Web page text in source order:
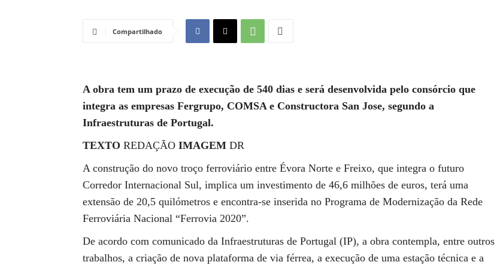
Compartilhado
A obra tem um prazo de execução de 540 dias e será desenvolvida pelo consórcio que
integra as empresas Fergrupo, COMSA e Constructora San Jose, segundo a
Infraestruturas de Portugal.
TEXTO REDAÇÃO IMAGEM DR
A construção do novo troço ferroviário entre Évora Norte e Freixo, que integra o futuro
Corredor Internacional Sul, implica um investimento de 46,6 milhões de euros, terá uma
extensão de 20,5 quilómetros e encontra-se inserida no Programa de Modernização da Rede
Ferroviária Nacional “Ferrovia 2020”.
De acordo com comunicado da Infraestruturas de Portugal (IP), a obra contempla, entre outros
trabalhos, a criação de nova plataforma de via férrea, a execução de uma estação técnica e a